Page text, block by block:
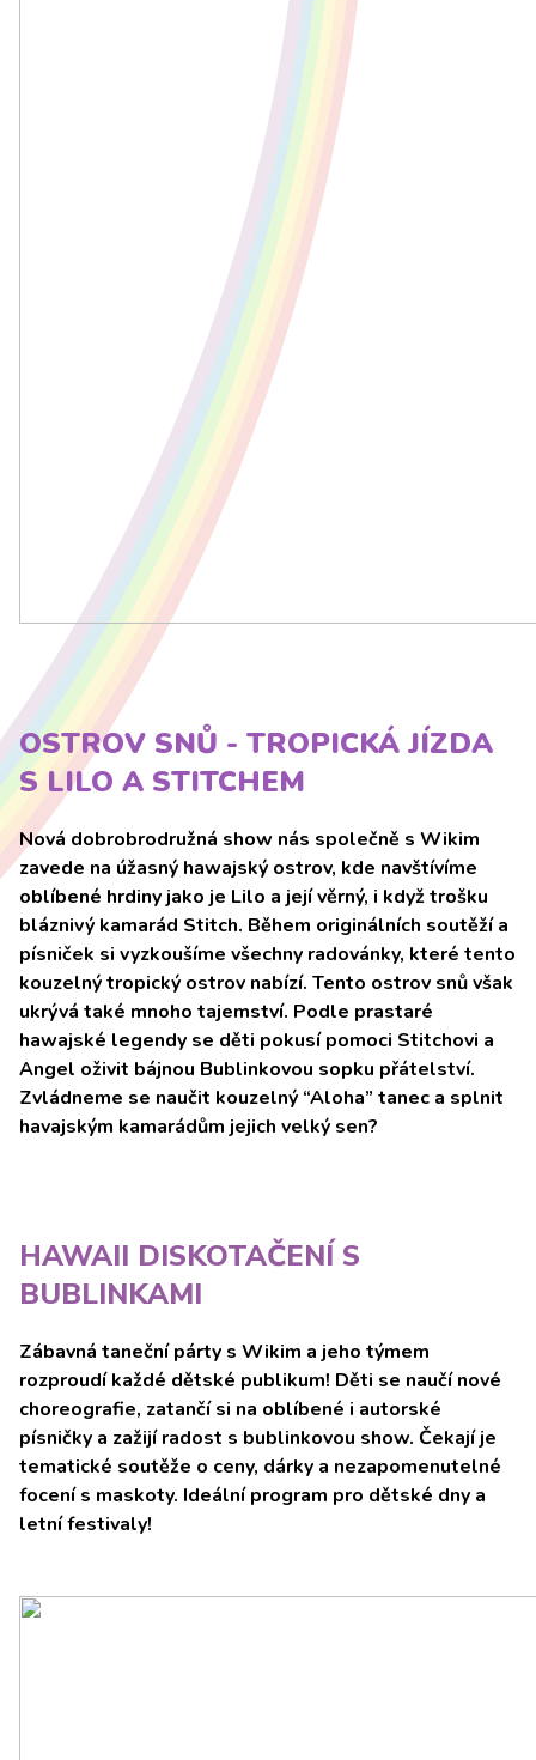
OSTROV SNŮ - TROPICKÁ JÍZDA
S LILO A STITCHEM
Nová dobrobrodružná show nás společně s Wikim
zavede na úžasný hawajský ostrov, kde navštívíme
oblíbené hrdiny jako je Lilo a její věrný, i když trošku
bláznivý kamarád Stitch. Během originálních soutěží a
písniček si vyzkoušíme všechny radovánky, které tento
kouzelný tropický ostrov nabízí. Tento ostrov snů však
ukrývá také mnoho tajemství. Podle prastaré
hawajské legendy se děti pokusí pomoci Stitchovi a
Angel oživit bájnou Bublinkovou sopku přátelství.
Zvládneme se naučit kouzelný “Aloha” tanec a splnit
havajským kamarádům jejich velký sen?
HAWAII DISKOTAČENÍ S
BUBLINKAMI
Zábavná taneční párty s Wikim a jeho týmem
rozproudí každé dětské publikum! Děti se naučí nové
choreografie, zatančí si na oblíbené i autorské
písničky a zažijí radost s bublinkovou show. Čekají je
tematické soutěže o ceny, dárky a nezapomenutelné
focení s maskoty. Ideální program pro dětské dny a
letní festivaly!